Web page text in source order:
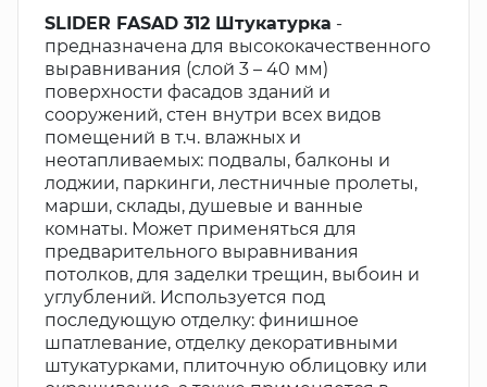
SLIDER FASAD 312 Штукатурка -
предназначена для высококачественного
выравнивания (слой 3 – 40 мм)
поверхности фасадов зданий и
сооружений, стен внутри всех видов
помещений в т.ч. влажных и
неотапливаемых: подвалы, балконы и
лоджии, паркинги, лестничные пролеты,
марши, склады, душевые и ванные
комнаты. Может применяться для
предварительного выравнивания
потолков, для заделки трещин, выбоин и
углублений. Используется под
последующую отделку: финишное
шпатлевание, отделку декоративными
штукатурками, плиточную облицовку или